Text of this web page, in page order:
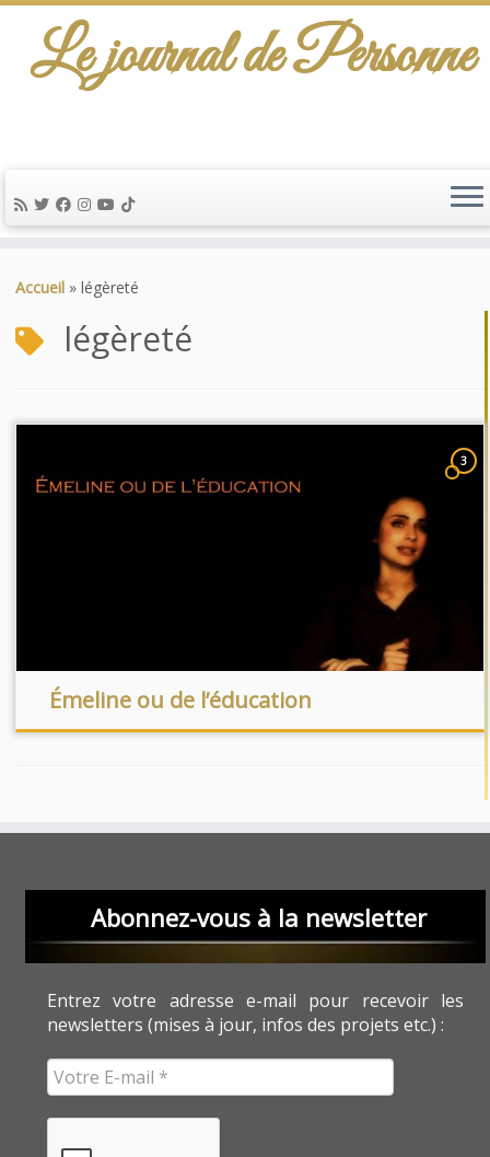
au
Le journal de Personne
Accueil » légèreté
légèreté
3
Émeline ou de l’éducation
Abonnez-vous à la newsletter
Entrez votre adresse e-mail pour recevoir les
newsletters (mises à jour, infos des projets etc.) :